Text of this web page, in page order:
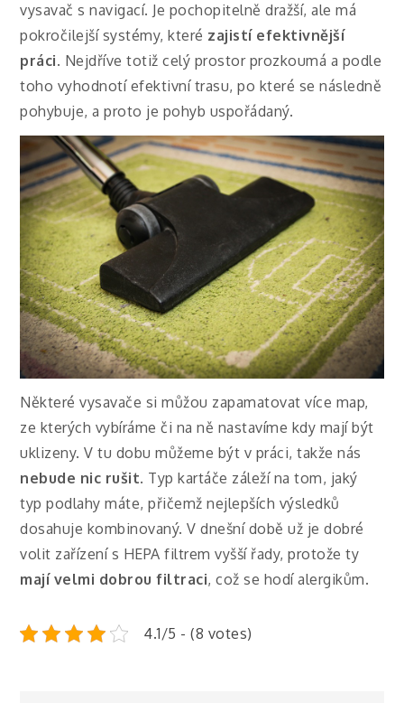
vysavač s navigací. Je pochopitelně dražší, ale má
pokročilejší systémy, které zajistí efektivnější
práci. Nejdříve totiž celý prostor prozkoumá a podle
toho vyhodnotí efektivní trasu, po které se následně
pohybuje, a proto je pohyb uspořádaný.
Některé vysavače si můžou zapamatovat více map,
ze kterých vybíráme či na ně nastavíme kdy mají být
uklizeny. V tu dobu můžeme být v práci, takže nás
nebude nic rušit. Typ kartáče záleží na tom, jaký
typ podlahy máte, přičemž nejlepších výsledků
dosahuje kombinovaný. V dnešní době už je dobré
volit zařízení s HEPA filtrem vyšší řady, protože ty
mají velmi dobrou filtraci, což se hodí alergikům.
4.1/5 - (8 votes)